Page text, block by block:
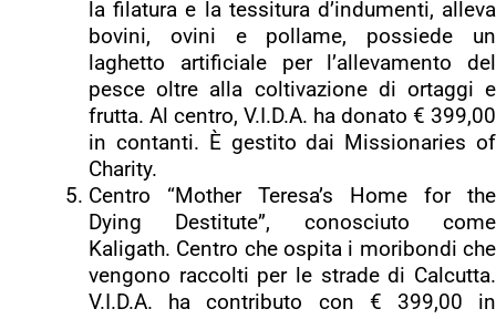
la filatura e la tessitura d’indumenti, alleva
bovini, ovini e pollame, possiede un
laghetto artificiale per l’allevamento del
pesce oltre alla coltivazione di ortaggi e
frutta. Al centro, V.I.D.A. ha donato € 399,00
in contanti. È gestito dai Missionaries of
Charity.
Centro “Mother Teresa’s Home for the
Dying Destitute”, conosciuto come
Kaligath. Centro che ospita i moribondi che
vengono raccolti per le strade di Calcutta.
V.I.D.A. ha contributo con € 399,00 in